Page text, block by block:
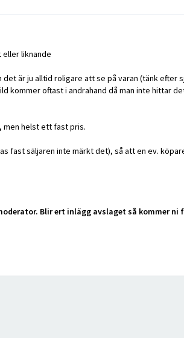
liknande
är ju alltid roligare att se på varan (tänk efter
kommer oftast i andrahand då man inte hittar
men helst ett fast pris.
fast säljaren inte märkt det), så att en ev.
Blir ert inlägg avslaget så kommer